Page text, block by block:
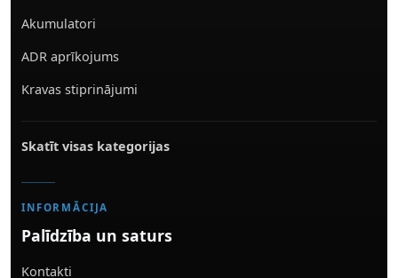
Akumulatori
ADR aprīkojums
Kravas stiprinājumi
Skatīt visas kategorijas
INFORMĀCIJA
Palīdzība un saturs
Kontakti